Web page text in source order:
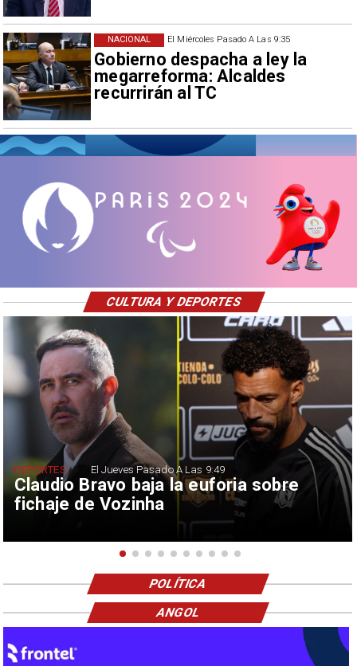
El Miércoles Pasado A Las 9:35
Gobierno despacha a ley la
megarreforma: Alcaldes
recurrirán al TC
NACIONAL
Claudio Bravo baja la euforia sobre
fichaje de Vozinha
DEPORTES El Jueves Pasado A Las 9:49
CULTURA Y DEPORTES
POLÍTICA
ANGOL